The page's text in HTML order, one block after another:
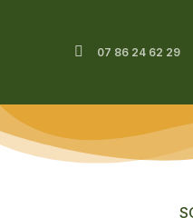
07 86 24 62 29